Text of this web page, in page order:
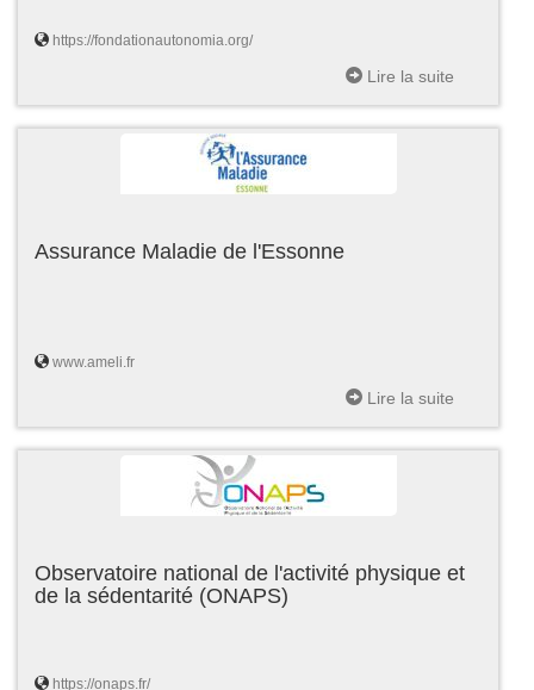
https://fondationautonomia.org/
Lire la suite
Assurance Maladie de l'Essonne
www.ameli.fr
Lire la suite
Observatoire national de l'activité physique et
de la sédentarité (ONAPS)
https://onaps.fr/